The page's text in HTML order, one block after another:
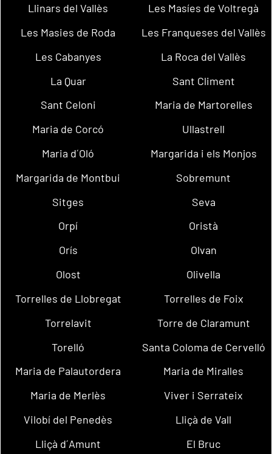
Llinars del Vallès
Les Masíes de Voltregà
Les Masies de Roda
Les Franqueses del Vallès
Les Cabanyes
La Roca del Vallès
La Quar
Sant Climent
Sant Celoni
Maria de Martorelles
Maria de Corcó
Ullastrell
Maria d´Oló
Margarida i els Monjos
Margarida de Montbui
Sobremunt
Sitges
Seva
Orpí
Oristà
Orís
Olvan
Olost
Olivella
Torrelles de Llobregat
Torrelles de Foix
Torrelavit
Torre de Claramunt
Torelló
Santa Coloma de Cervelló
Maria de Palautordera
Maria de Miralles
Maria de Merlès
Viver i Serrateix
Vilobí del Penedès
Lliçà de Vall
Lliçà d´Amunt
El Bruc